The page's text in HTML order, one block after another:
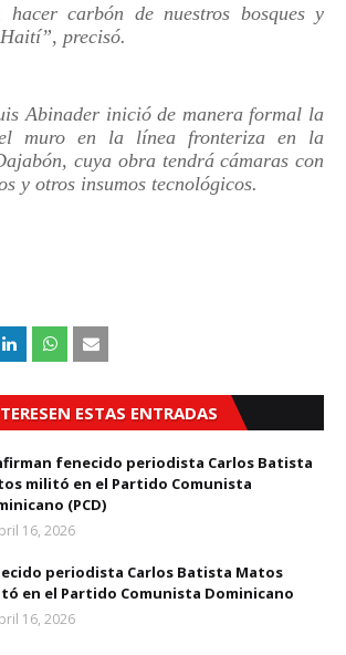
hacer carbón de nuestros bosques y
precisó.
Abinader inició de manera formal la
muro en la línea fronteriza en la
cuya obra tendrá cámaras con
y otros insumos tecnológicos.
ESTAS ENTRADAS
fenecido periodista Carlos Batista
militó en el Partido Comunista
(PCD)
16, 2026
periodista Carlos Batista Matos
en el Partido Comunista Dominicano
16, 2026